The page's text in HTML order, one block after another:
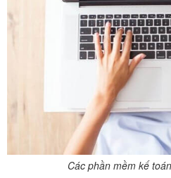
Các phần mềm kế